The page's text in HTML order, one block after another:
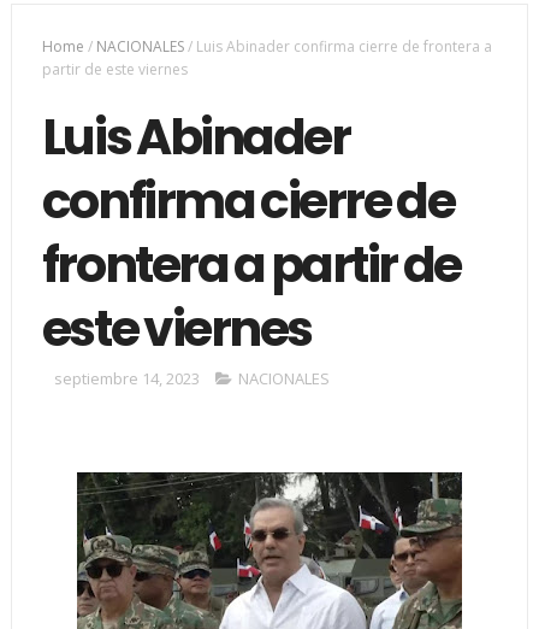
Home / NACIONALES/ Luis Abinader confirma cierre de frontera a
partir de este viernes
Luis Abinader
confirma cierre de
frontera a partir de
este viernes
septiembre 14, 2023 NACIONALES